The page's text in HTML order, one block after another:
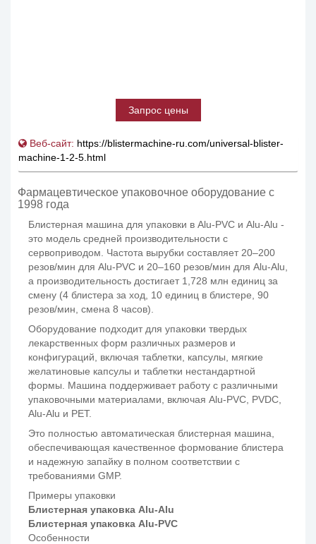
Запрос цены
Веб-сайт: https://blistermachine-ru.com/universal-blister-
machine-1-2-5.html
Фармацевтическое упаковочное оборудование с
1998 года
Блистерная машина для упаковки в Alu-PVC и Alu-Alu -
это модель средней производительности с
сервоприводом. Частота вырубки составляет 20–200
резов/мин для Alu-PVC и 20–160 резов/мин для Alu-Alu,
а производительность достигает 1,728 млн единиц за
смену (4 блистера за ход, 10 единиц в блистере, 90
резов/мин, смена 8 часов).
Оборудование подходит для упаковки твердых
лекарственных форм различных размеров и
конфигураций, включая таблетки, капсулы, мягкие
желатиновые капсулы и таблетки нестандартной
формы. Машина поддерживает работу с различными
упаковочными материалами, включая Alu-PVC, PVDC,
Alu-Alu и PET.
Это полностью автоматическая блистерная машина,
обеспечивающая качественное формование блистера
и надежную запайку в полном соответствии с
требованиями GMP.
Примеры упаковки
Блистерная упаковка Alu-Alu
Блистерная упаковка Alu-PVC
Особенности